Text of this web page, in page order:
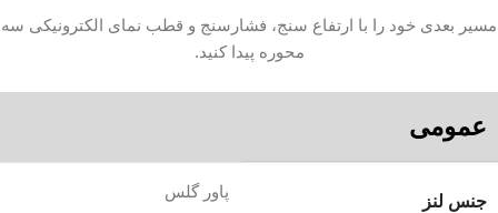
مسیر بعدی خود را با ارتفاع سنج، فشارسنج و قطب نمای الکترونیکی سه
محوره پیدا کنید.
عمومی
جنس لنز
پاور گلس